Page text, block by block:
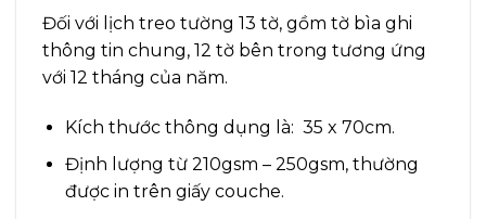
Đối với lịch treo tường 13 tờ, gồm tờ bìa ghi
thông tin chung, 12 tờ bên trong tương ứng
với 12 tháng của năm.
Kích thước thông dụng là: 35 x 70cm.
Định lượng từ 210gsm – 250gsm, thường
được in trên giấy couche.